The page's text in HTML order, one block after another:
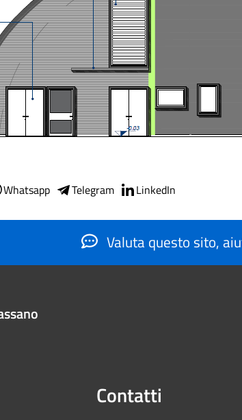
Whatsapp Telegram LinkedIn
Valuta questo sito,
Contatti